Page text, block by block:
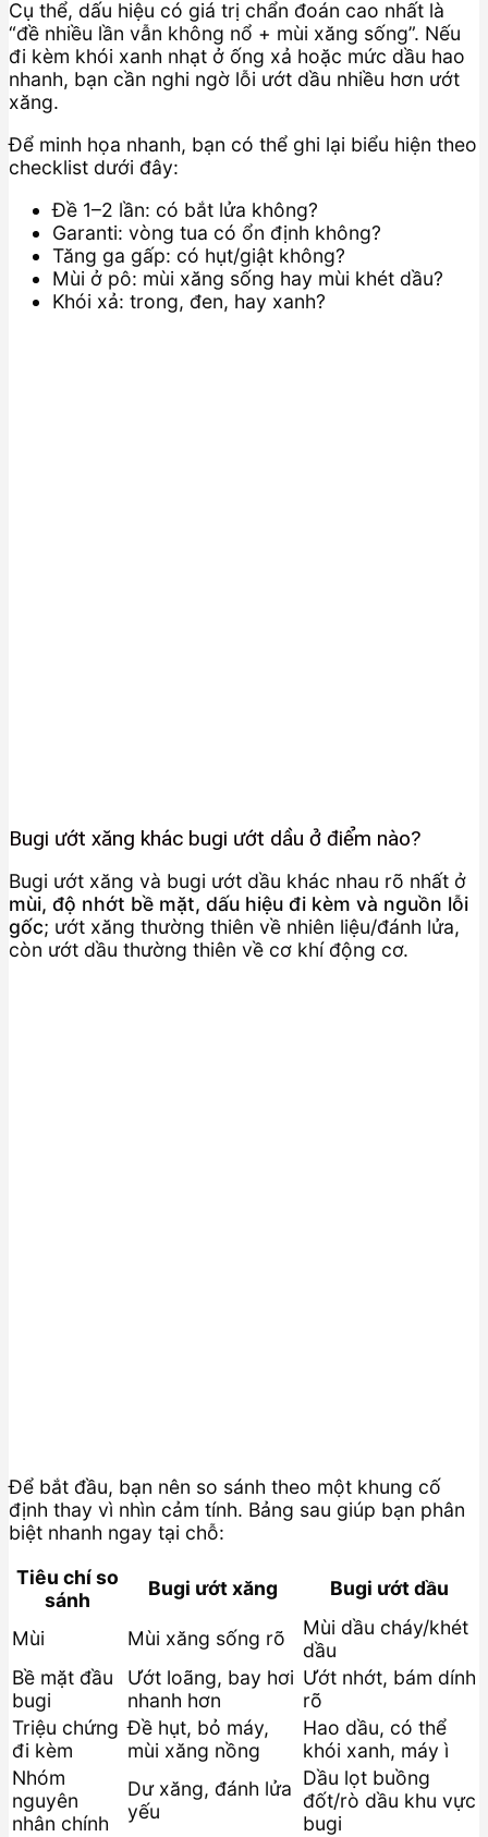
Cụ thể, dấu hiệu có giá trị chẩn đoán cao nhất là
“đề nhiều lần vẫn không nổ + mùi xăng sống”. Nếu
đi kèm khói xanh nhạt ở ống xả hoặc mức dầu hao
nhanh, bạn cần nghi ngờ lỗi ướt dầu nhiều hơn ướt
xăng.
Để minh họa nhanh, bạn có thể ghi lại biểu hiện theo
checklist dưới đây:
Đề 1–2 lần: có bắt lửa không?
Garanti: vòng tua có ổn định không?
Tăng ga gấp: có hụt/giật không?
Mùi ở pô: mùi xăng sống hay mùi khét dầu?
Khói xả: trong, đen, hay xanh?
Bugi ướt xăng khác bugi ướt dầu ở điểm nào?
Bugi ướt xăng và bugi ướt dầu khác nhau rõ nhất ở
mùi, độ nhớt bề mặt, dấu hiệu đi kèm và nguồn lỗi
gốc; ướt xăng thường thiên về nhiên liệu/đánh lửa,
còn ướt dầu thường thiên về cơ khí động cơ.
Để bắt đầu, bạn nên so sánh theo một khung cố
định thay vì nhìn cảm tính. Bảng sau giúp bạn phân
biệt nhanh ngay tại chỗ:
Tiêu chí so
sánh
Bugi ướt xăng Bugi ướt dầu
Mùi Mùi xăng sống rõ
Mùi dầu cháy/khét
dầu
Bề mặt đầu
bugi
Ướt loãng, bay hơi
nhanh hơn
Ướt nhớt, bám dính
rõ
Triệu chứng
đi kèm
Đề hụt, bỏ máy,
mùi xăng nồng
Hao dầu, có thể
khói xanh, máy ì
Nhóm
nguyên
nhân chính
Dư xăng, đánh lửa
yếu
Dầu lọt buồng
đốt/rò dầu khu vực
bugi